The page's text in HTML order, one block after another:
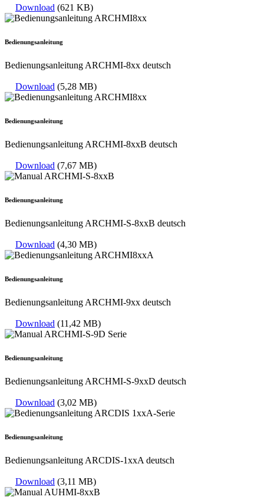
Download (621 KB)
Bedienungsanleitung
Bedienungsanleitung ARCHMI-8xx deutsch
Download (5,28 MB)
Bedienungsanleitung
Bedienungsanleitung ARCHMI-8xxB deutsch
Download (7,67 MB)
Bedienungsanleitung
Bedienungsanleitung ARCHMI-S-8xxB deutsch
Download (4,30 MB)
Bedienungsanleitung
Bedienungsanleitung ARCHMI-9xx deutsch
Download (11,42 MB)
Bedienungsanleitung
Bedienungsanleitung ARCHMI-S-9xxD deutsch
Download (3,02 MB)
Bedienungsanleitung
Bedienungsanleitung ARCDIS-1xxA deutsch
Download (3,11 MB)